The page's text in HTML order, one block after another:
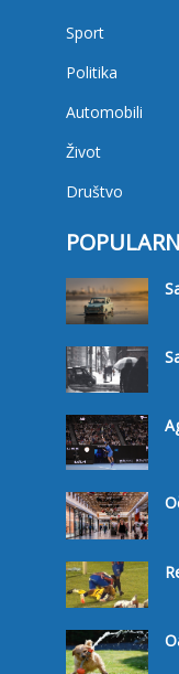
Sport
Politika
Automobili
Život
Društvo